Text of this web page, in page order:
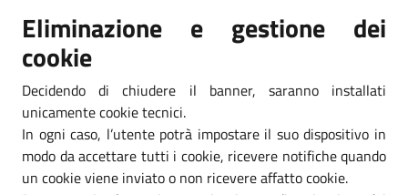
Eliminazione e gestione dei
cookie
Decidendo di chiudere il banner, saranno installati
unicamente cookie tecnici.
In ogni caso, l’utente potrà impostare il suo dispositivo in
modo da accettare tutti i cookie, ricevere notifiche quando
un cookie viene inviato o non ricevere affatto cookie.